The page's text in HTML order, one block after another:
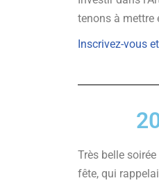
tenons à mettre
Inscrivez-vous
Très belle
fête, qui